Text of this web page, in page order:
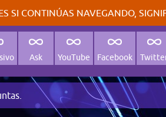
SI CONTINÚAS NAVEGANDO,
Ask YouTube Facebook